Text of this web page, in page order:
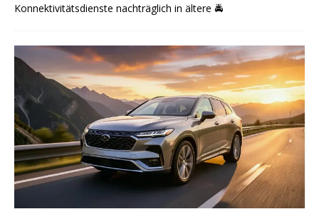
Konnektivitätsdienste nachträglich in ältere 🚔